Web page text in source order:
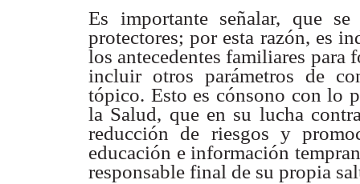
Es importante señalar, que se
protectores; por esta razón, es
los antecedentes familiares para
incluir otros parámetros de
tópico. Esto es cónsono con lo
la Salud, que en su lucha
reducción de riesgos y
educación e información
responsable final de su propia